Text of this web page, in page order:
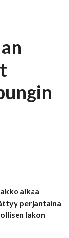
alkaa
perjantaina
lakon